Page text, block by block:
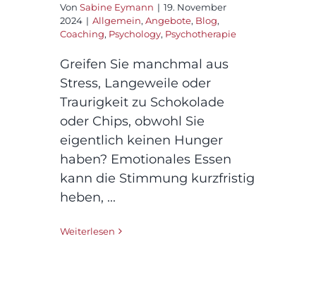
Von Sabine Eymann | 19. November
2024 | Allgemein, Angebote, Blog,
Coaching, Psychology, Psychotherapie
Greifen Sie manchmal aus
Stress, Langeweile oder
Traurigkeit zu Schokolade
oder Chips, obwohl Sie
eigentlich keinen Hunger
haben? Emotionales Essen
kann die Stimmung kurzfristig
heben, ...
Weiterlesen